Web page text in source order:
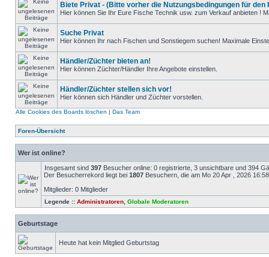
Biete Privat - (Bitte vorher die Nutzungsbedingungen für
Hier können Sie Ihr Eure Fische Technik usw. zum Verkauf anbieten !
Suche Privat
Hier können Ihr nach Fischen und Sonstiegem suchen! Maximale
Händler/Züchter bieten an!
Hier können Züchter/Händler Ihre Angebote einstellen.
Händler/Züchter stellen sich vor!
Hier können sich Händler und Züchter vorstellen.
Alle Cookies des Boards löschen | Das Team
Foren-Übersicht
Wer ist online?
Insgesamt sind 397 Besucher online: 0 registrierte, 3 unsichtbare und 394
Der Besucherrekord liegt bei 1807 Besuchern, die am Mo 20 Apr , 2026
Mitglieder: 0 Mitglieder
Legende :: Administratoren Globale Moderatoren
Geburtstage
Heute hat kein Mitglied Geburtstag